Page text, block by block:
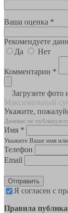
Ваша оценка *
Рекомендуете
Да
Нет
Комментарии *
Загрузите фото
Максимальный
Укажите,
Данные не
Имя *
Укажите Ваше имя
Телефон
Email
Отправить
Я согласен с
Правила